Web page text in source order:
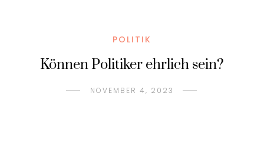
POLITIK
Können Politiker ehrlich sein?
NOVEMBER 4, 2023